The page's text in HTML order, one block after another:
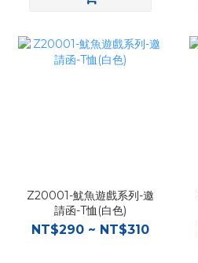
Z20001-魷魚遊戲系列-邀
請函-T恤(白色)
NT$290 ~ NT$310